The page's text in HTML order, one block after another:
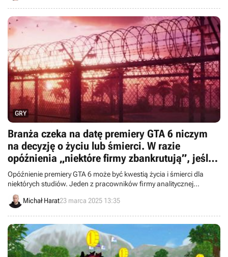
GRY
Branża czeka na datę premiery GTA 6 niczym
na decyzję o życiu lub śmierci. W razie
opóźnienia „niektóre firmy zbankrutują”, jeśli
popełnią błąd
Opóźnienie premiery GTA 6 może być kwestią życia i śmierci dla
niektórych studiów. Jeden z pracowników firmy analitycznej
Newzoo przewiduje, że ewentualna zmiana harmonogramu planów
Rockstara mogłaby przyczynić się do upadku niektórych
Michał Harat23 marca 2025 13:35